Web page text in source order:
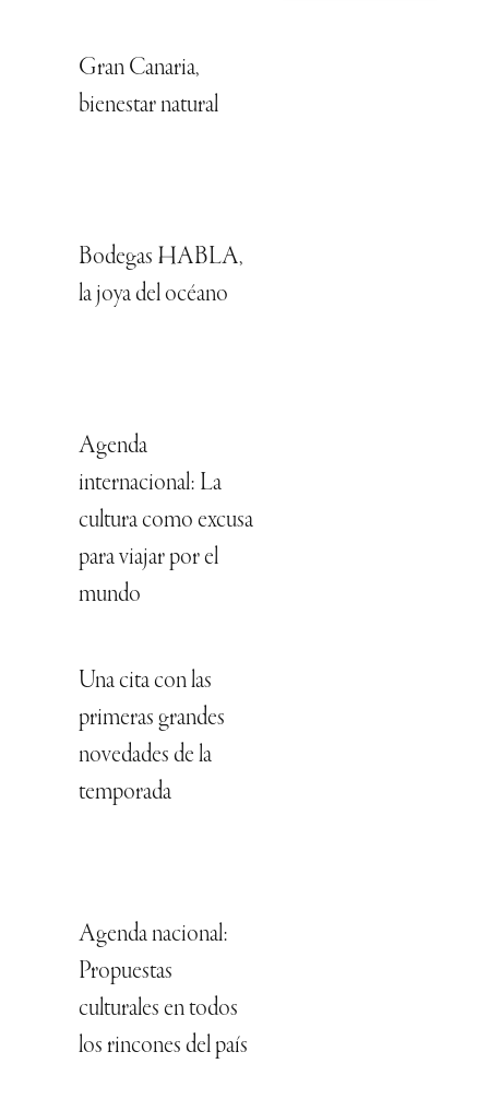
Gran Canaria,
bienestar natural
Bodegas HABLA,
la joya del océano
Agenda
internacional: La
cultura como excusa
para viajar por el
mundo
Una cita con las
primeras grandes
novedades de la
temporada
Agenda nacional:
Propuestas
culturales en todos
los rincones del país